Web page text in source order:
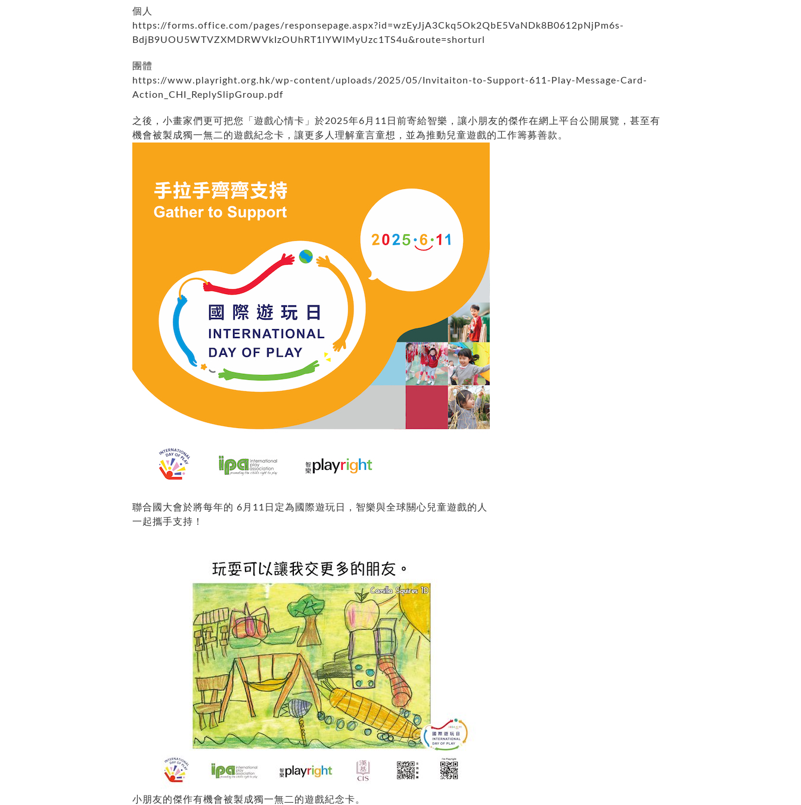
個人
https://forms.office.com/pages/responsepage.aspx?id=wzEyJjA3Ckq5Ok2QbE5VaNDk8B0612pNjPm6s-
BdjB9UOU5WTVZXMDRWVkIzOUhRT1lYWlMyUzc1TS4u&route=shorturl
團體
https://www.playright.org.hk/wp-content/uploads/2025/05/Invitaiton-to-Support-611-Play-Message-Card-
Action_CHI_ReplySlipGroup.pdf
之後，小畫家們更可把您「遊戲心情卡」於2025年6月11日前寄給智樂，讓小朋友的傑作在網上平台公開展覽，甚至有
機會被製成獨一無二的遊戲紀念卡，讓更多人理解童言童想，並為推動兒童遊戲的工作籌募善款。
聯合國大會於將每年的 6月11日定為國際遊玩日，智樂與全球關心兒童遊戲的人
一起攜手支持！
小朋友的傑作有機會被製成獨一無二的遊戲紀念卡。